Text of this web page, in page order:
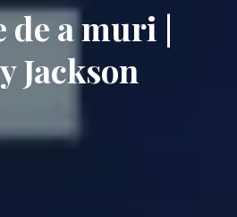
de a muri |
Jackson